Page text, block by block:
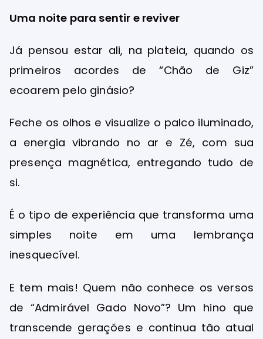
Uma noite para sentir e reviver
Já pensou estar ali, na plateia, quando os
primeiros acordes de “Chão de Giz”
ecoarem pelo ginásio?
Feche os olhos e visualize o palco iluminado,
a energia vibrando no ar e Zé, com sua
presença magnética, entregando tudo de
si.
É o tipo de experiência que transforma uma
simples noite em uma lembrança
inesquecível.
E tem mais! Quem não conhece os versos
de “Admirável Gado Novo”? Um hino que
transcende gerações e continua tão atual